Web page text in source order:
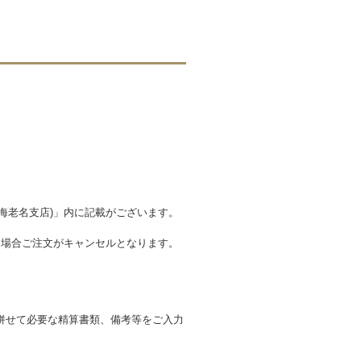
名支店)」内に記載がございます。
ご注文がキャンセルとなります。
て必要な精算書類、備考等をご入力